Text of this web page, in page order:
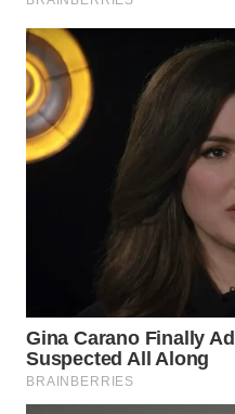
KALSEL
WN
KALTIM
GORONTALO
WN
SULUT